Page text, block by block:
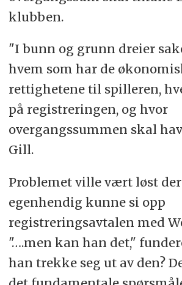
klubben.
"I bunn og grunn dreier
hvem som har de
rettighetene til spilleren,
på registreringen, og hvor
overgangssummen skal
Gill.
Problemet ville vært løst
egenhendig kunne si opp
registreringsavtalen med
"….men kan han det,"
han trekke seg ut av den?